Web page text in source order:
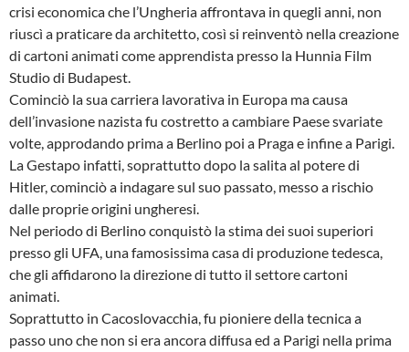
crisi economica che l’Ungheria affrontava in quegli anni, non
riuscì a praticare da architetto, così si reinventò nella creazione
di cartoni animati come apprendista presso la Hunnia Film
Studio di Budapest.
Cominciò la sua carriera lavorativa in Europa ma causa
dell’invasione nazista fu costretto a cambiare Paese svariate
volte, approdando prima a Berlino poi a Praga e infine a Parigi.
La Gestapo infatti, soprattutto dopo la salita al potere di
Hitler, cominciò a indagare sul suo passato, messo a rischio
dalle proprie origini ungheresi.
Nel periodo di Berlino conquistò la stima dei suoi superiori
presso gli UFA, una famosissima casa di produzione tedesca,
che gli affidarono la direzione di tutto il settore cartoni
animati.
Soprattutto in Cacoslovacchia, fu pioniere della tecnica a
passo uno che non si era ancora diffusa ed a Parigi nella prima